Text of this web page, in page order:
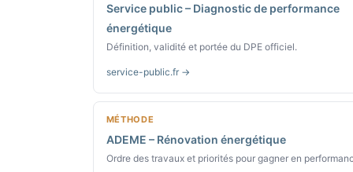
Service public – Diagnostic de performance
énergétique
Définition, validité et portée du DPE officiel.
service-public.fr →
MÉTHODE
ADEME – Rénovation énergétique
Ordre des travaux et priorités pour gagner en